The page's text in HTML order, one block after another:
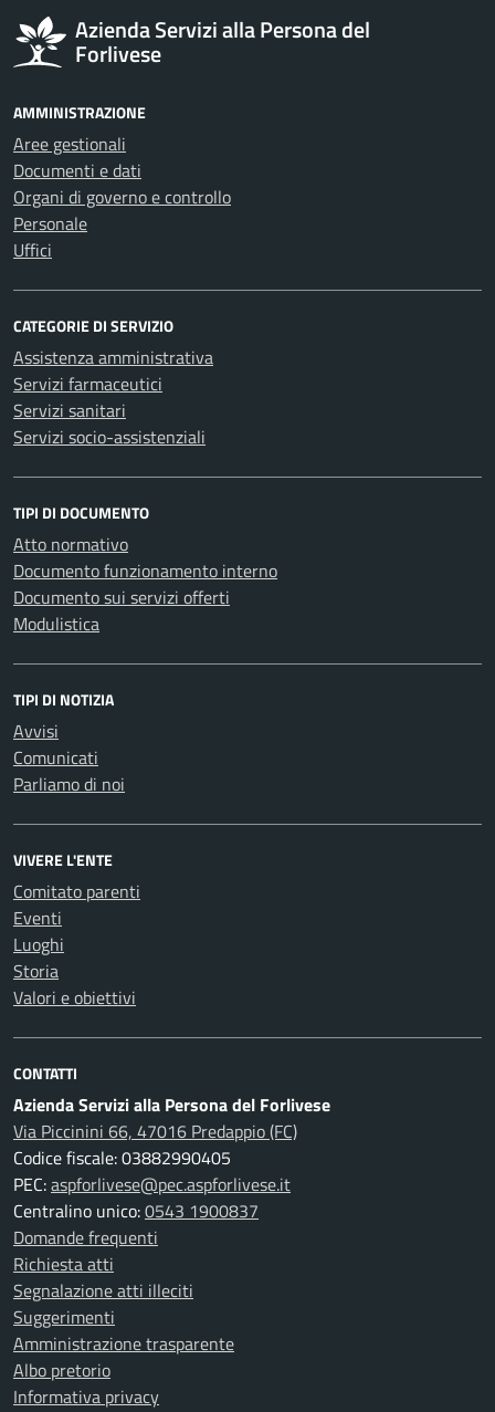
Azienda Servizi alla Persona del
Forlivese
AMMINISTRAZIONE
Aree gestionali
Documenti e dati
Organi di governo e controllo
Personale
Uffici
CATEGORIE DI SERVIZIO
Assistenza amministrativa
Servizi farmaceutici
Servizi sanitari
Servizi socio-assistenziali
TIPI DI DOCUMENTO
Atto normativo
Documento funzionamento interno
Documento sui servizi offerti
Modulistica
TIPI DI NOTIZIA
Avvisi
Comunicati
Parliamo di noi
VIVERE L'ENTE
Comitato parenti
Eventi
Luoghi
Storia
Valori e obiettivi
CONTATTI
Azienda Servizi alla Persona del Forlivese
Via Piccinini 66, 47016 Predappio (FC)
Codice fiscale: 03882990405
PEC:aspforlivese@pec.aspforlivese.it
Centralino unico:0543 1900837
Domande frequenti
Richiesta atti
Segnalazione atti illeciti
Suggerimenti
Amministrazione trasparente
Albo pretorio
Informativa privacy